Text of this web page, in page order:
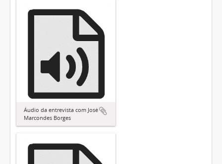
Áudio da entrevista com José
Marcondes Borges